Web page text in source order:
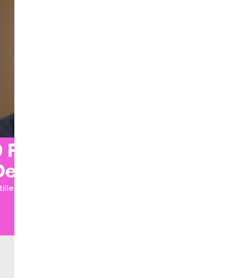
Fragen an Loup-
Elion
ist der Anfang der Schöpfung".